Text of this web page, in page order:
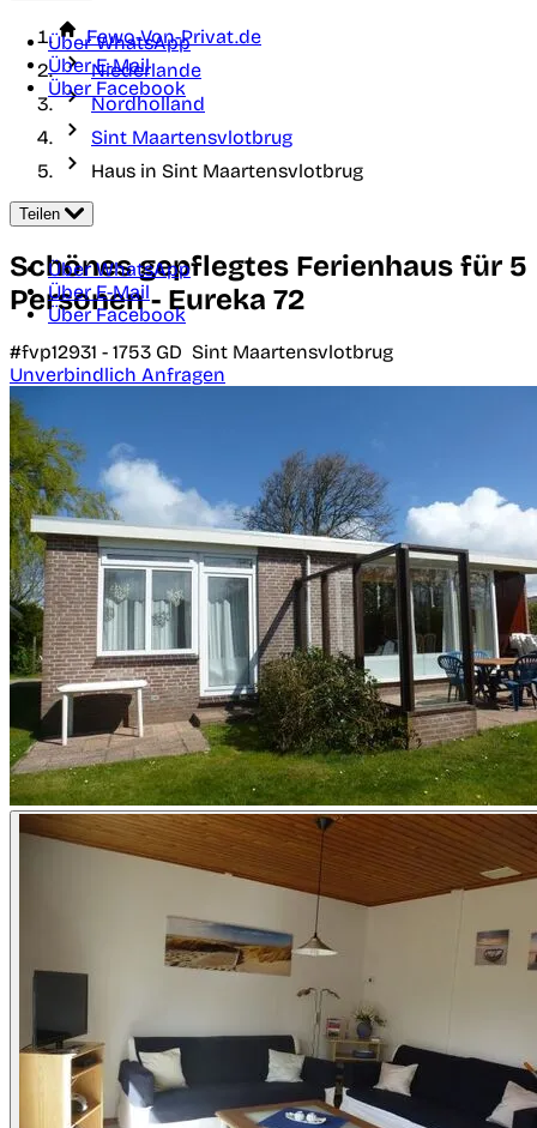
Über WhatsApp
Über E-Mail
Über Facebook
Fewo-Von-Privat.de
Niederlande
Nordholland
Sint Maartensvlotbrug
Haus in Sint Maartensvlotbrug
Teilen
Über WhatsApp
Über E-Mail
Über Facebook
Schönes gepflegtes Ferienhaus für 5
Personen - Eureka 72
#fvp12931 - 1753 GD Sint Maartensvlotbrug
Unverbindlich Anfragen